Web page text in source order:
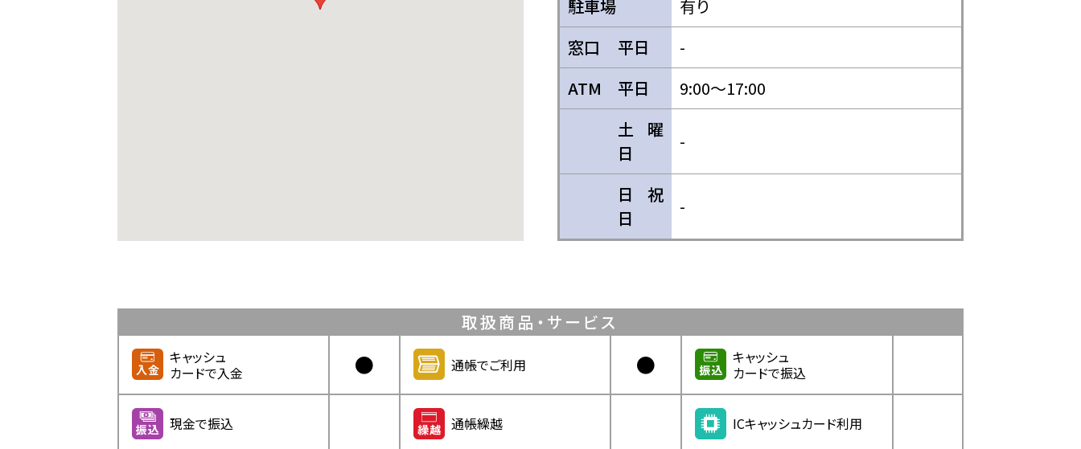
駐車場
有り
窓口
平日
-
ATM
平日
9:00〜17:00
土曜
日
-
日祝
日
-
取扱商品・サービス
キャッシュ
カードで入金
● 通帳でご利用 ●
キャッシュ
カードで振込
現金で振込 通帳繰越 ICキャッシュカード利用